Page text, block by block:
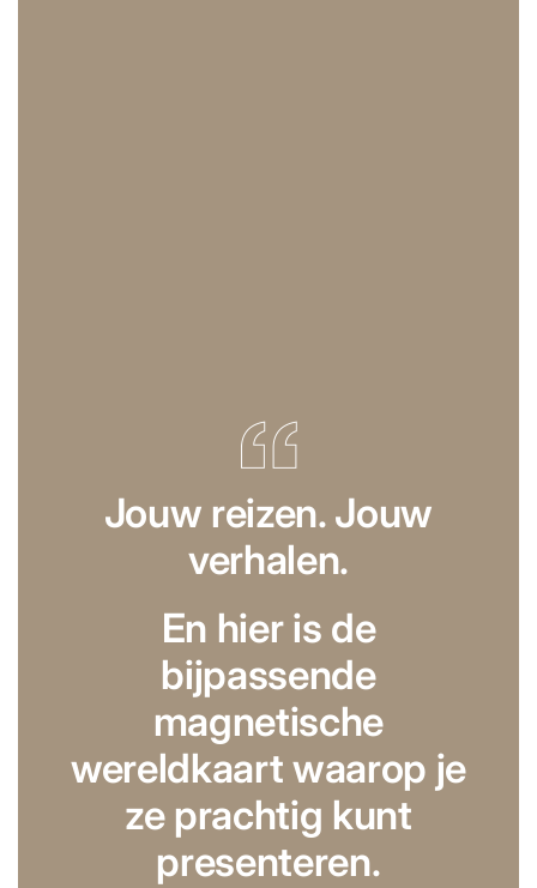
Jouw reizen. Jouw
verhalen.
En hier is de
bijpassende
magnetische
wereldkaart waarop je
ze prachtig kunt
presenteren.